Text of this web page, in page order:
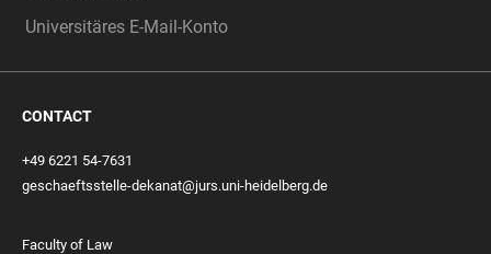
Universitäres E-Mail-Konto
CONTACT
+49 6221 54-7631
geschaeftsstelle-dekanat@jurs.uni-heidelberg.de
Faculty of Law